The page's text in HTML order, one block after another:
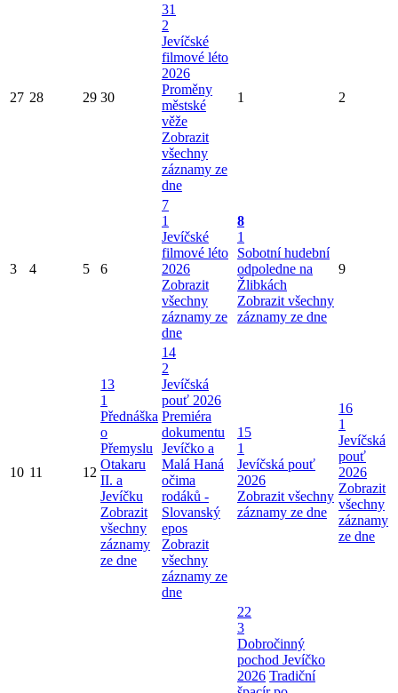
27 28 29 30
31
2
Jevíčské
filmové léto
2026
Proměny
městské
věže
Zobrazit
všechny
záznamy ze
dne
1 2
3 4 5 6
7
1
Jevíčské
filmové léto
2026
Zobrazit
všechny
záznamy ze
dne
8
1
Sobotní hudební
odpoledne na
Žlibkách
Zobrazit všechny
záznamy ze dne
9
10 11 12
13
1
Přednáška
o
Přemyslu
Otakaru
II. a
Jevíčku
Zobrazit
všechny
záznamy
ze dne
14
2
Jevíčská
pouť 2026
Premiéra
dokumentu
Jevíčko a
Malá Haná
očima
rodáků -
Slovanský
epos
Zobrazit
všechny
záznamy ze
dne
15
1
Jevíčská pouť
2026
Zobrazit všechny
záznamy ze dne
16
1
Jevíčská
pouť
2026
Zobrazit
všechny
záznamy
ze dne
22
3
Dobročinný
pochod Jevíčko
2026 Tradiční